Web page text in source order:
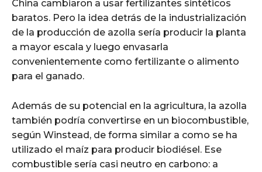
China cambiaron a usar fertilizantes sintéticos
baratos. Pero la idea detrás de la industrialización
de la producción de azolla sería producir la planta
a mayor escala y luego envasarla
convenientemente como fertilizante o alimento
para el ganado.
Además de su potencial en la agricultura, la azolla
también podría convertirse en un biocombustible,
según Winstead, de forma similar a como se ha
utilizado el maíz para producir biodiésel. Ese
combustible sería casi neutro en carbono: a